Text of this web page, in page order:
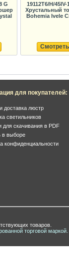
G
19112T6/H/45IV-
Хрустальный
Bohemia Ivele
Смотреть
для покупателей:
доставка люстр
светильников
для скачивания в PDF
выборе
конфиденциальности
товаров.
торговой